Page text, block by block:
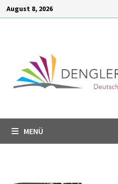
springen
Zum
Inhalt
August 8, 2026
MENÜ